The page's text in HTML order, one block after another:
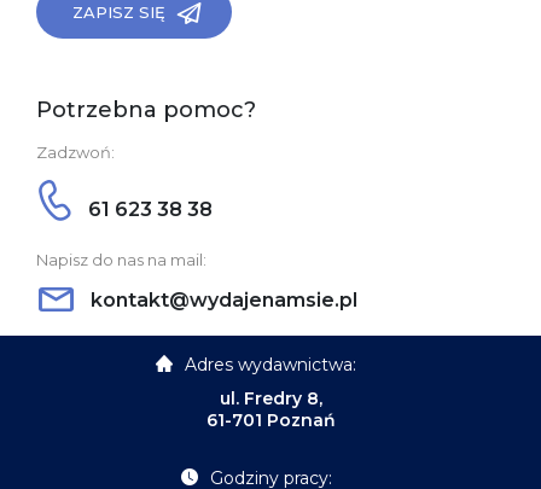
ZAPISZ SIĘ
Potrzebna pomoc?
Zadzwoń:
61 623 38 38
Napisz do nas na mail:
kontakt@wydajenamsie.pl
Adres wydawnictwa:
ul. Fredry 8,
61-701 Poznań
Godziny pracy: